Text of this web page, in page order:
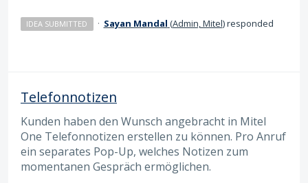
IDEA SUBMITTED · Sayan Mandal (Admin, Mitel)responded
Telefonnotizen
Kunden haben den Wunsch angebracht in Mitel
One Telefonnotizen erstellen zu können. Pro Anruf
ein separates Pop-Up, welches Notizen zum
momentanen Gespräch ermöglichen.